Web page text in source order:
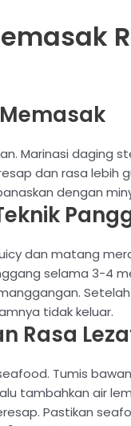
Marinasi daging
dan rasa lebih
dengan
dan matang
selama 3-4
tidak keluar.
Rasa
Tumis
tambahkan air
Pastikan